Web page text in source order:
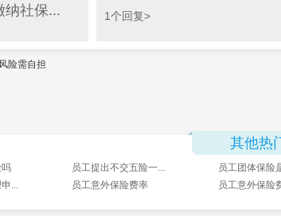
纳社保... 1个回复>
险需自担
其他热
吗 员工提出不交五险一... 员工团体保险
...
员工意外保险费率 员工意外保险